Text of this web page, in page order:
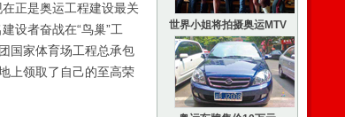
正是奥运工程建设最关
设者奋战在“鸟巢”工
国家体育场工程总承包
上领取了自己的至高荣
世界小姐将拍摄奥运MTV